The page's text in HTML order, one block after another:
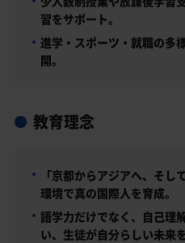
習をサポート。
進学・スポーツ・就職の多
開。
教育理念
「京都からアジアへ、そ
環境で真の国際人を育成。
語学力だけでなく、自己理
い、生徒が自分らしい未来